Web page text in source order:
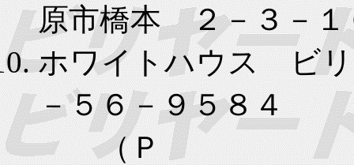
原市橋本 ２－３－
ホワイトハウス ビ
－５６－９５８４
（Ｐ